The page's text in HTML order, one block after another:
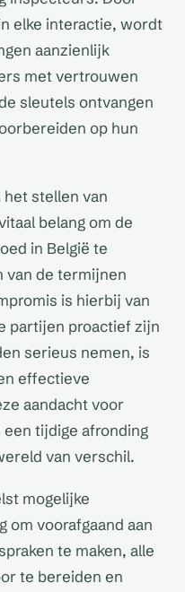
elke interactie, wordt
aanzienlijk
met vertrouwen
sleutels ontvangen
op hun
het stellen van
belang om de
in België te
van de termijnen
is hierbij van
partijen proactief zijn
serieus nemen, is
effectieve
aandacht voor
tijdige afronding
van verschil.
mogelijke
om voorafgaand aan
te maken, alle
te bereiden en